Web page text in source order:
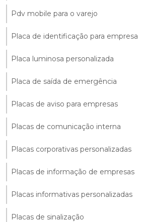
Pdv mobile para o varejo
Placa de identificação para empresa
Placa luminosa personalizada
Placa de saída de emergência
Placas de aviso para empresas
Placas de comunicação interna
Placas corporativas personalizadas
Placas de informação de empresas
Placas informativas personalizadas
Placas de sinalização